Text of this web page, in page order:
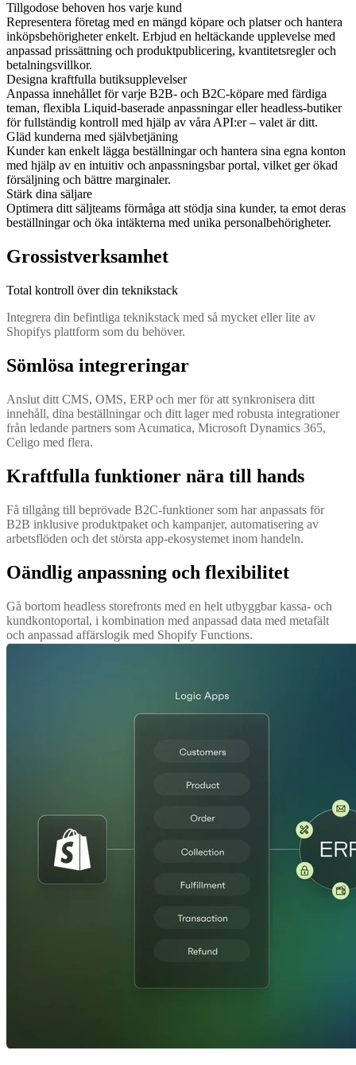
Tillgodose behoven hos varje kund
Representera företag med en mängd köpare och platser och hantera
inköpsbehörigheter enkelt. Erbjud en heltäckande upplevelse med
anpassad prissättning och produktpublicering, kvantitetsregler och
betalningsvillkor.
Designa kraftfulla butiksupplevelser
Anpassa innehållet för varje B2B- och B2C-köpare med färdiga
teman, flexibla Liquid-baserade anpassningar eller headless-butiker
för fullständig kontroll med hjälp av våra API:er – valet är ditt.
Gläd kunderna med självbetjäning
Kunder kan enkelt lägga beställningar och hantera sina egna konton
med hjälp av en intuitiv och anpassningsbar portal, vilket ger ökad
försäljning och bättre marginaler.
Stärk dina säljare
Optimera ditt säljteams förmåga att stödja sina kunder, ta emot deras
beställningar och öka intäkterna med unika personalbehörigheter.
Grossistverksamhet
Total kontroll över din teknikstack
Integrera din befintliga teknikstack med så mycket eller lite av
Shopifys plattform som du behöver.
Sömlösa integreringar
Anslut ditt CMS, OMS, ERP och mer för att synkronisera ditt
innehåll, dina beställningar och ditt lager med robusta integrationer
från ledande partners som Acumatica, Microsoft Dynamics 365,
Celigo med flera.
Kraftfulla funktioner nära till hands
Få tillgång till beprövade B2C-funktioner som har anpassats för
B2B inklusive produktpaket och kampanjer, automatisering av
arbetsflöden och det största app-ekosystemet inom handeln.
Oändlig anpassning och flexibilitet
Gå bortom headless storefronts med en helt utbyggbar kassa- och
kundkontoportal, i kombination med anpassad data med metafält
och anpassad affärslogik med Shopify Functions.